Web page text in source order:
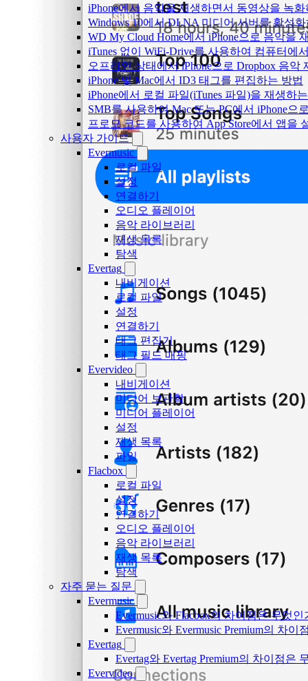
iPhone에서 음악을 재생하면서 동영상을 녹
Windows 10에서 DLNA 미디어 서버를 활성
WD My Cloud Home에서 iPhone으로 음악을
iTunes 없이 WiFi-Drive를 사용하여 컴퓨터에
오프라인 상태에서 iPhone으로 Dropbox 음악
iPhone 및 Mac에서 ID3 태그를 편집하는 방법
iPhone에서 로컬 파일(iTunes 파일)을 재생하
SMB를 사용하여 Mac 또는 PC에서 iPhone으
프로모 코드를 사용하여 App Store에서 앱을
사용자 가이드
Evermusic
로컬 파일
설정
연결하기
오디오 플레이어
음악 라이브러리
재생 목록
탐색
Evertag
내비게이션
로컬 파일
설정
연결하기
태그 편집기
태그 필드 매핑
Evervideo
내비게이션
미디어 보관함
미디어 플레이어
설정
재생 목록
파일
Flacbox
로컬 파일
설정
연결하기
오디오 플레이어
음악 라이브러리
재생 목록
탐색
자주 묻는 질문
Evermusic
Evermusic와 Flacbox의 차이점은 무엇인
Evermusic와 Evermusic Premium의 차이
Evertag
Evertag와 Evertag Premium의 차이점은
Evervideo